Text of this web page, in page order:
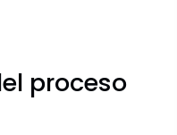
proceso